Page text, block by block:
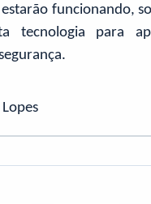
funcionando,
tecnologia para